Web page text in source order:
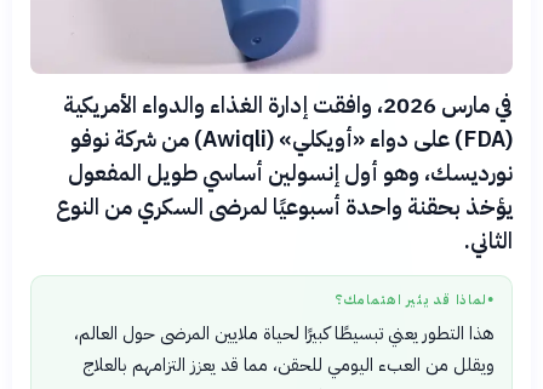
في مارس 2026، وافقت إدارة الغذاء والدواء الأمريكية
(FDA) على دواء «أويكلي» (Awiqli) من شركة نوفو
نورديسك، وهو أول إنسولين أساسي طويل المفعول
يؤخذ بحقنة واحدة أسبوعيًا لمرضى السكري من النوع
الثاني.
● لماذا قد يثير اهتمامك؟
هذا التطور يعني تبسيطًا كبيرًا لحياة ملايين المرضى حول العالم،
ويقلل من العبء اليومي للحقن، مما قد يعزز التزامهم بالعلاج